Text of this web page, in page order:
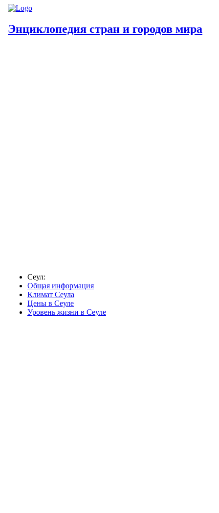
Энциклопедия стран и городов мира
Сеул:
Общая информация
Климат Сеула
Цены в Сеуле
Уровень жизни в Сеуле